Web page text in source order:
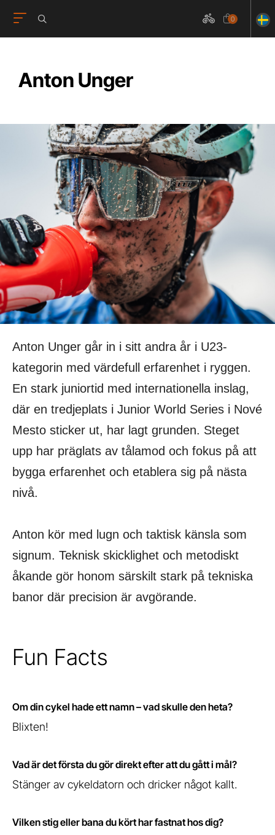
0
Anton Unger
Anton Unger går in i sitt andra år i U23-
kategorin med värdefull erfarenhet i ryggen.
En stark juniortid med internationella inslag,
där en tredjeplats i Junior World Series i Nové
Mesto sticker ut, har lagt grunden. Steget
upp har präglats av tålamod och fokus på att
bygga erfarenhet och etablera sig på nästa
nivå.
Anton kör med lugn och taktisk känsla som
signum. Teknisk skicklighet och metodiskt
åkande gör honom särskilt stark på tekniska
banor där precision är avgörande.
Fun Facts
Om din cykel hade ett namn – vad skulle den heta?
Blixten!
Vad är det första du gör direkt efter att du gått i mål?
Stänger av cykeldatorn och dricker något kallt.
Vilken stig eller bana du kört har fastnat hos dig?